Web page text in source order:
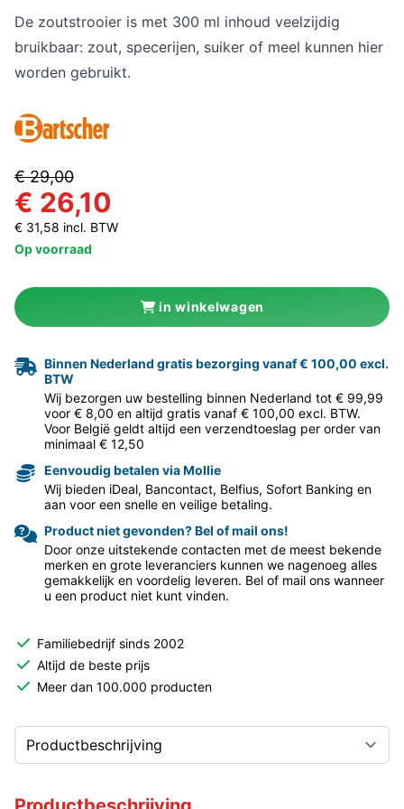
De zoutstrooier is met 300 ml inhoud veelzijdig
bruikbaar: zout, specerijen, suiker of meel kunnen hier
worden gebruikt.
€ 29,00
€ 26,10
€ 31,58 incl. BTW
Op voorraad
in winkelwagen
Binnen Nederland gratis bezorging vanaf € 100,00 excl.
BTW
Wij bezorgen uw bestelling binnen Nederland tot € 99,99
voor € 8,00 en altijd gratis vanaf € 100,00 excl. BTW.
Voor België geldt altijd een verzendtoeslag per order van
minimaal € 12,50
Eenvoudig betalen via Mollie
Wij bieden iDeal, Bancontact, Belfius, Sofort Banking en
aan voor een snelle en veilige betaling.
Product niet gevonden? Bel of mail ons!
Door onze uitstekende contacten met de meest bekende
merken en grote leveranciers kunnen we nagenoeg alles
gemakkelijk en voordelig leveren. Bel of mail ons wanneer
u een product niet kunt vinden.
Familiebedrijf sinds 2002
Altijd de beste prijs
Meer dan 100.000 producten